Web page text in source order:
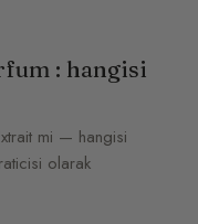
: hangisi
mi — hangisi
olarak